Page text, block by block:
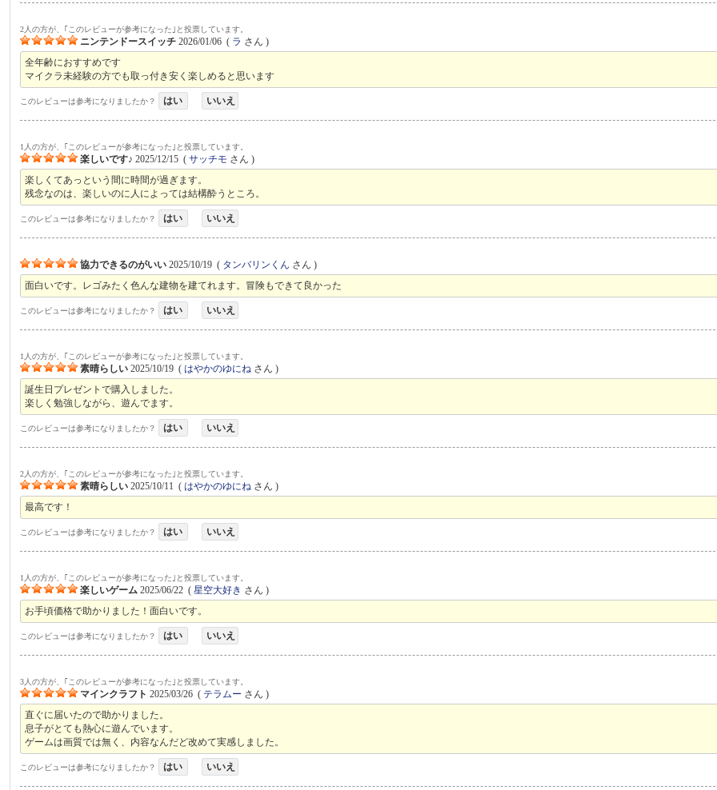
2人の方が、｢このレビューが参考になった｣と投票しています。
ニンテンドースイッチ 2026/01/06 ( ラ さん )
全年齢におすすめです
マイクラ未経験の方でも取っ付き安く楽しめると思います
このレビューは参考になりましたか？ はい いいえ
1人の方が、｢このレビューが参考になった｣と投票しています。
楽しいです♪ 2025/12/15 (サッチモ さん )
楽しくてあっという間に時間が過ぎます。
残念なのは、楽しいのに人によっては結構酔うところ。
このレビューは参考になりましたか？ はい いいえ
協力できるのがいい 2025/10/19 ( タンバリンくん さん )
面白いです。レゴみたく色んな建物を建てれます。冒険もできて良かった
このレビューは参考になりましたか？ はい いいえ
1人の方が、｢このレビューが参考になった｣と投票しています。
素晴らしい 2025/10/19 (はやかのゆにね さん )
誕生日プレゼントで購入しました。
楽しく勉強しながら、遊んでます。
このレビューは参考になりましたか？ はい いいえ
2人の方が、｢このレビューが参考になった｣と投票しています。
素晴らしい 2025/10/11 (はやかのゆにね さん )
最高です！
このレビューは参考になりましたか？ はい いいえ
1人の方が、｢このレビューが参考になった｣と投票しています。
楽しいゲーム 2025/06/22 (星空大好き さん )
お手頃価格で助かりました！面白いです。
このレビューは参考になりましたか？ はい いいえ
3人の方が、｢このレビューが参考になった｣と投票しています。
マインクラフト 2025/03/26 ( テラムー さん )
直ぐに届いたので助かりました。
息子がとても熱心に遊んでいます。
ゲームは画質では無く、内容なんだど改めて実感しました。
このレビューは参考になりましたか？ はい いいえ